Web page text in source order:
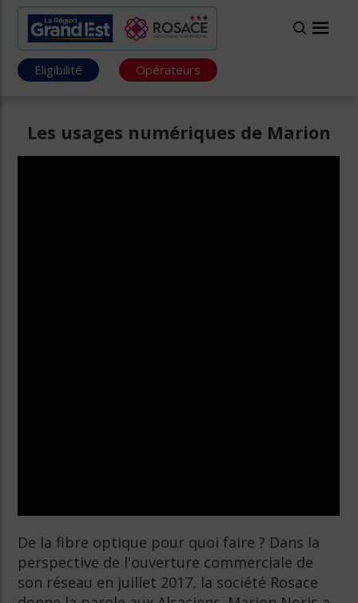
Eligibilité Opérateurs
Les usages numériques de Marion
De la fibre optique pour quoi faire ? Dans la
perspective de l'ouverture commerciale de
son réseau en juillet 2017, la société Rosace